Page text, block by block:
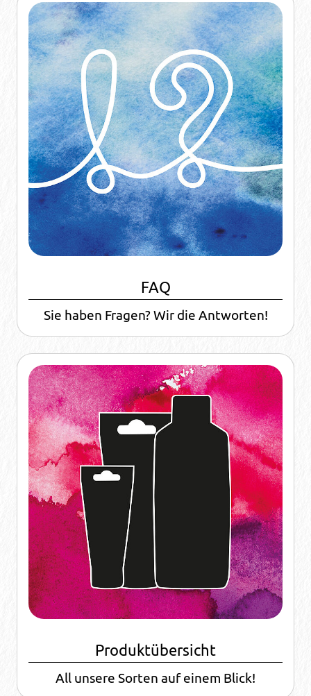
FAQ
Sie haben Fragen? Wir die Antworten!
Produktübersicht
All unsere Sorten auf einem Blick!